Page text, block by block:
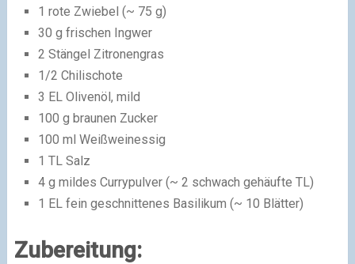
1 rote Zwiebel (~ 75 g)
30 g frischen Ingwer
2 Stängel Zitronengras
1/2 Chilischote
3 EL Olivenöl, mild
100 g braunen Zucker
100 ml Weißweinessig
1 TL Salz
4 g mildes Currypulver (~ 2 schwach gehäufte TL)
1 EL fein geschnittenes Basilikum (~ 10 Blätter)
Zubereitung: